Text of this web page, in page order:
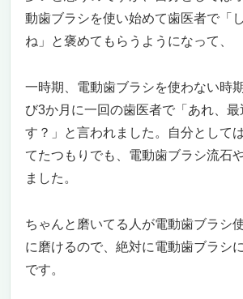
ーン9000（2本セット）
「知覚過敏の方に最適な優しい
ルインワン”の力
高価格帯にこそある「本質的
結論：「本当に大切なのは、
の“質”」
を実現するiO7 ―
ーン”と“歯ぐきケア”モードの
動歯ブラシを使い始めて歯医者で「
ね」と褒めてもらうようになって、
一時期、電動歯ブラシを使わない時
び3か月に一回の歯医者で「あれ、
す？」と言われました。自分として
てたつもりでも、電動歯ブラシ流石
ました。
ちゃんと磨いてる人が電動歯ブラシ
に磨けるので、絶対に電動歯ブラシ
です。